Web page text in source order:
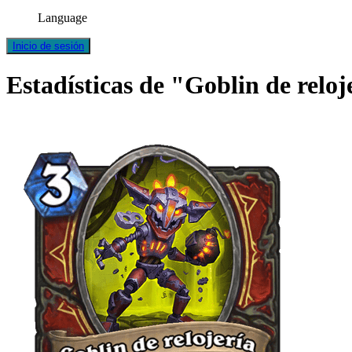
Language
Inicio de sesión
Estadísticas de "Goblin de